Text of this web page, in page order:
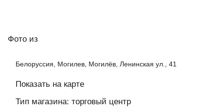
Фото из
Белоруссия, Могилев, Могилёв, Ленинская ул., 41
Показать на карте
Тип магазина: торговый центр